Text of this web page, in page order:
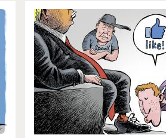
en Italie
ou pas très?
arabe à l'hiver
Palestine
du Nord: guerre ou paix? La